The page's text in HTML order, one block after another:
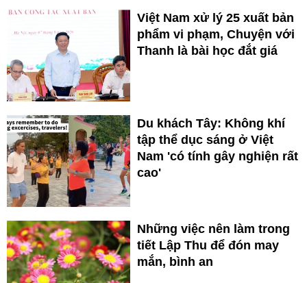
Việt Nam xử lý 25 xuất bản
phẩm vi phạm, Chuyện với
Thanh là bài học đắt giá
Du khách Tây: Không khí
tập thể dục sáng ở Việt
Nam 'có tính gây nghiện rất
cao'
Những việc nên làm trong
tiết Lập Thu để đón may
mắn, bình an